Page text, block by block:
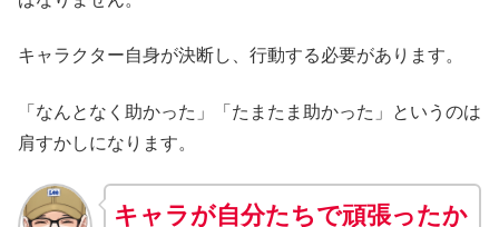
キャラクター自身が決断し、行動する必要があります。
「なんとなく助かった」「たまたま助かった」というのは
肩すかしになります。
キャラが自分たちで頑張ったか